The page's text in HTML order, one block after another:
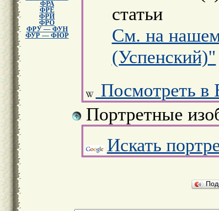
ФРА
ФРЕ
ФРИ
ФРО
ФРУ — ФУН
ФУР — ФЮР
статьи
См. на
(Успенский)"
Посмотреть в
Портретные
Искать